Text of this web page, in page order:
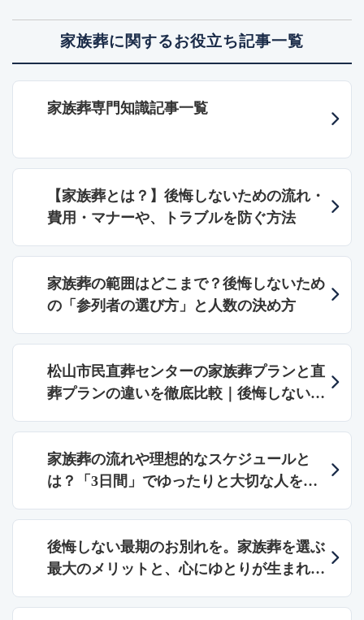
家族葬に関するお役立ち記事一覧
家族葬専門知識記事一覧
【家族葬とは？】後悔しないための流れ・
費用・マナーや、トラブルを防ぐ方法
家族葬の範囲はどこまで？後悔しないため
の「参列者の選び方」と人数の決め方
松山市民直葬センターの家族葬プランと直
葬プランの違いを徹底比較｜後悔しない葬
家族葬の流れや理想的なスケジュールと
は？「3日間」でゆったりと大切な人を送
後悔しない最期のお別れを。家族葬を選ぶ
最大のメリットと、心にゆとりが生まれる